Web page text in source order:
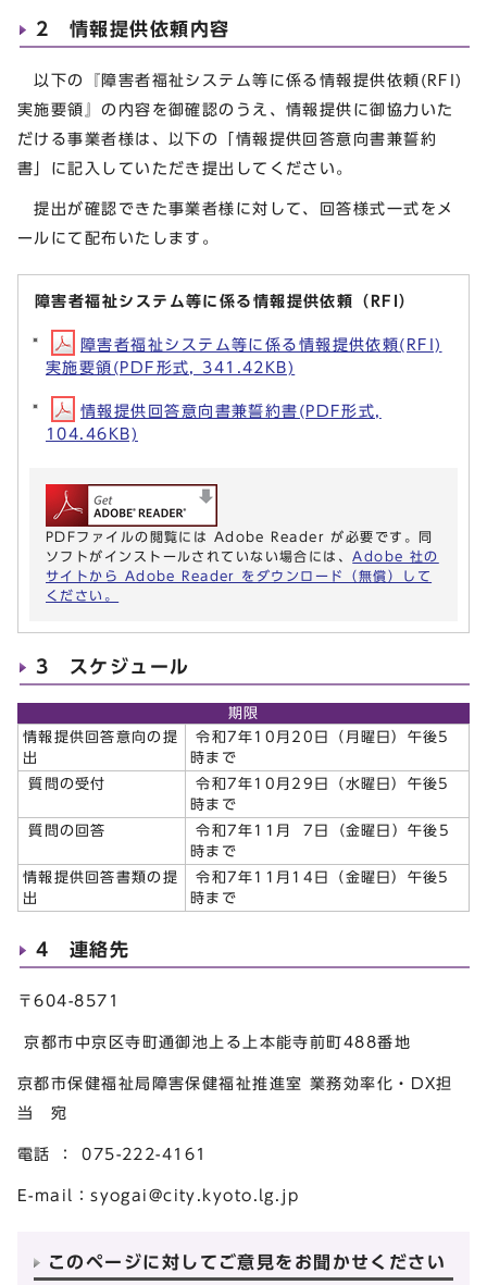
2 情報提供依頼内容
以下の『障害者福祉システム等に係る情報提供依頼(RFI)
実施要領』の内容を御確認のうえ、情報提供に御協力いた
だける事業者様は、以下の「情報提供回答意向書兼誓約
書」に記入していただき提出してください。
提出が確認できた事業者様に対して、回答様式一式をメ
ールにて配布いたします。
障害者福祉システム等に係る情報提供依頼（RFI）
障害者福祉システム等に係る情報提供依頼(RFI)
実施要領(PDF形式, 341.42KB)
情報提供回答意向書兼誓約書(PDF形式,
104.46KB)
PDFファイルの閲覧には Adobe Reader が必要です。同
ソフトがインストールされていない場合には、 Adobe 社の
サイトから Adobe Reader をダウンロード（無償）して
ください。
3 スケジュール
期限
情報提供回答意向の提
出
令和7年10月20日（月曜日）午後5
時まで
質問の受付
令和7年10月29日（水曜日）午後5
時まで
質問の回答
令和7年11月 7日（金曜日）午後5
時まで
情報提供回答書類の提
出
令和7年11月14日（金曜日）午後5
時まで
4 連絡先
〒604-8571
京都市中京区寺町通御池上る上本能寺前町488番地
京都市保健福祉局障害保健福祉推進室 業務効率化・DX担
当 宛
電話 ： 075-222-4161
E-mail：syogai@city.kyoto.lg.jp
このページに対してご意見をお聞かせください